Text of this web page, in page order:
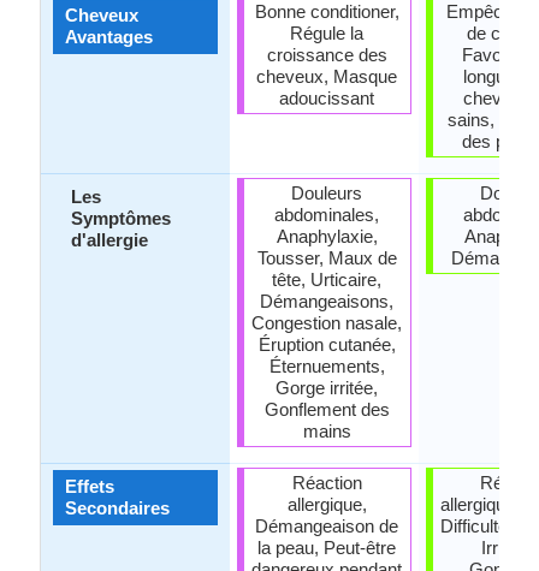
Cheveux
Avantages
Les
Symptômes
d'allergie
Effets
Secondaires
Bonne conditioner,
Régule la
croissance des
cheveux, Masque
adoucissant
Douleurs
abdominales,
Anaphylaxie,
Tousser, Maux de
tête, Urticaire,
Démangeaisons,
Congestion nasale,
Éruption cutanée,
Éternuements,
Gorge irritée,
Gonflement des
mains
Réaction
allergique,
Démangeaison de
la peau, Peut-être
Empêche
de
Favorise
longue et
cheveux
sains,
des
allergique,
Difficulté à